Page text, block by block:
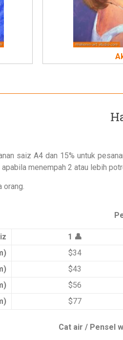
saiz A4 dan 15% untuk
menempah 2 atau lebih
1 👤
$34
$43
$56
$77
Cat air / Pensel